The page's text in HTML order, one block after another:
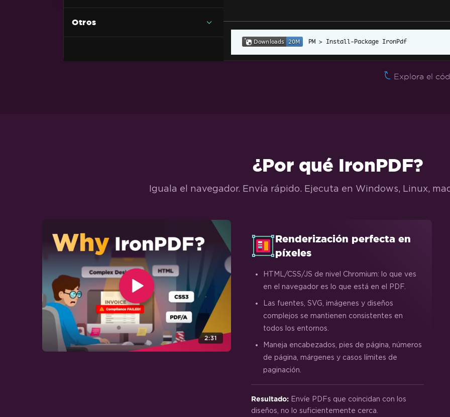
Markdown a PDF
TIFF a PDF con soporte para
Accesibilidad Web
Inicios de Sesión en Sitios Web y
Sistemas con TLS
Cookies
Cabecera de Solicitud HTTP
Conversión de PDF Personalizada
Otros
Install-Package IronPdf
Explora el
¿Por qué IronPDF?
Iguala el navegador. Envía rápido. Ejecuta en Windows, Linux,
Renderización perfecta en
píxeles
HTML/CSS/JS de nivel Chromium: lo que ves
en el navegador es lo que está en el PDF.
Las fuentes, SVG, imágenes y diseños
complejos se mantienen consistentes en
todos los entornos.
Maneja encabezados, pies de página, números
de página, márgenes y casos límites de
paginación.
Resultado: Envíe PDFs que coincidan con los
diseños, no lo suficientemente cerca.